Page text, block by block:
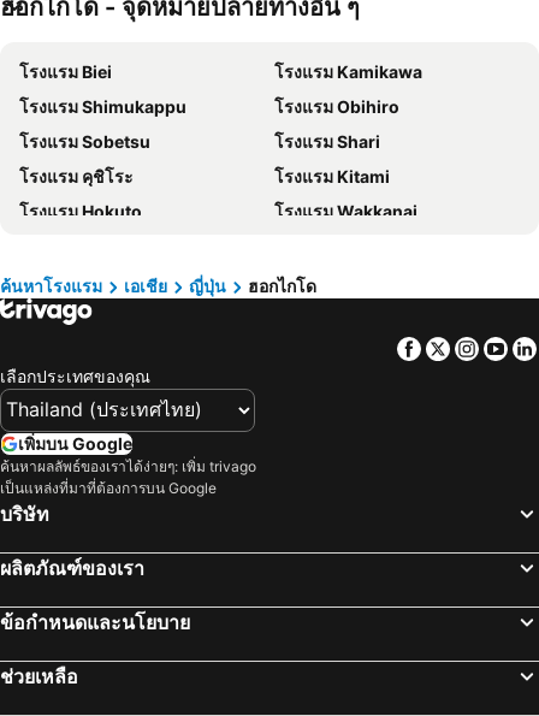
โรงแรม นครพนม
โรงแรม ฮ่องกง
โรงแรม เกาะเต่า
โรงแรม มัลดีฟส์
โรงแรม ภาคตะวันออกเฉียงเหนือ
โรงแรม มาเก๊า
โรงแรม บาหลี
โรงแรม เกาะลังกาวี
โรงแรม ปีนัง
โรงแรม บาห์เรน
โรงแรม จอร์เจีย
โรงแรม ลาว
โรงแรม ซาโมส
โรงแรม เกาะช้าง
โรงแรม เกาะเสม็ด
ฮอกไกโด - จุดหมายปลายทางอื่น ๆ
โรงแรม Biei
โรงแรม Kamikawa
โรงแรม Shimukappu
โรงแรม Obihiro
โรงแรม Sobetsu
โรงแรม Shari
โรงแรม คุชิโระ
โรงแรม Kitami
โรงแรม Hokuto
โรงแรม Wakkanai
โรงแรม Rusutsu
โรงแรม Rishirifuji
โรงแรม Higashikawa
โรงแรม Nakashibetsu
โรงแรม Muroran
โรงแรม Akaigawa
โรงแรม Tomakomai
โรงแรม Nayoro
โรงแรม Date
โรงแรม Monbetsu
โรงแรม Naganuma
โรงแรม Iwanai
โรงแรม Shintoku
โรงแรม Mori
ค้นหาโรงแรม เอเชีย ญี่ปุ่น ฮอกไกโด
Facebook
Twitter
เลือกประเทศของคุณ
เพิ่มบน Google
ค้นหาผลลัพธ์ของเราได้ง่ายๆ: เพิ่ม trivago
เป็นแหล่งที่มาที่ต้องการบน Google
บริษัท
ผลิตภัณฑ์ของเรา
ข้อกำหนดและนโยบาย
ช่วยเหลือ